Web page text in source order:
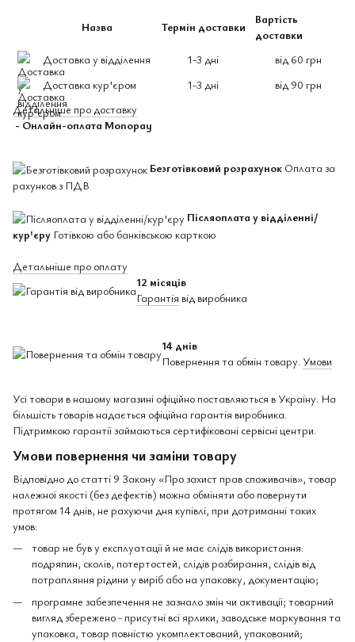
Назва Термін доставки
Вартість
доставки
Доставка у відділення
1-3 дні
від 60 грн
Доставка кур'єром
1-3 дні
від 90 грн
Детальніше про доставку
- Онлайн-оплата Monopay
Безготівковий розрахунок Оплата за
рахунков з ПДВ
Післяоплата у відділенні/
кур'єру Готівкою або банківською карткою
Детальніше про оплату
12 місяців
Гарантія від виробника
14 днів
Повернення та обмін товару. Умови
Усі товари в нашому магазині офіційно поставляються в Україну. На
більшість товарів надається офіційна гарантія виробника.
Підтримкою гарантії займаються сертифіковані сервісні центри.
Умови повернення чи заміни товару
Відповідно до статті 9 Закону «Про захист прав споживачів», товар
належної якості (без дефектів) можна обміняти або повернути
протягом 14 днів, не рахуючи дня купівлі, при дотриманні таких
умов:
товар не був у експлуатації й не має слідів використання:
подряпин, сколів, потертостей, слідів розбирання, слідів від
потрапляння рідини у виріб або на упаковку, документацію;
програмне забезпечення не зазнало змін чи активації; товарний
вигляд збережено - присутні всі ярлики, заводське маркування та
упаковка, товар повністю укомплектований, упакований;